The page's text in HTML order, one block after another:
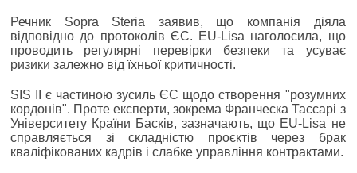
Речник Sopra Steria заявив, що компанія діяла
відповідно до протоколів ЄС. EU-Lisa наголосила, що
проводить регулярні перевірки безпеки та усуває
ризики залежно від їхньої критичності.
SIS II є частиною зусиль ЄС щодо створення "розумних
кордонів". Проте експерти, зокрема Франческа Тассарі з
Університету Країни Басків, зазначають, що EU-Lisa не
справляється зі складністю проєктів через брак
кваліфікованих кадрів і слабке управління контрактами.